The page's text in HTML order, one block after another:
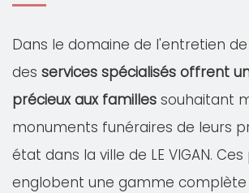
Dans le domaine de l'entretien
des services spécialisés offrent
précieux aux familles souhaitant
monuments funéraires de leurs
état dans la ville de LE VIGAN.
englobent une gamme complète